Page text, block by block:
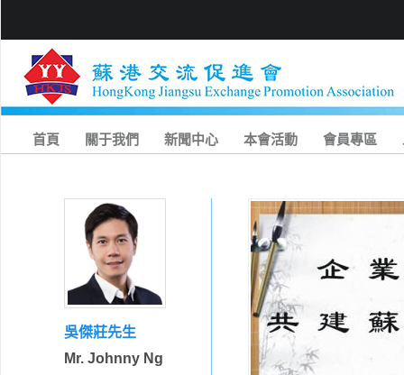
首頁 關于我們 新聞中心 本會活動 會員專區
吳傑莊先生
Mr. Johnny Ng